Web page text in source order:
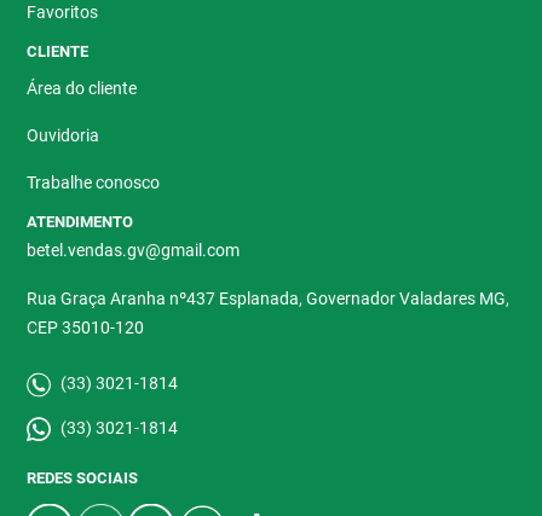
Favoritos
CLIENTE
Área do cliente
Ouvidoria
Trabalhe conosco
ATENDIMENTO
betel.vendas.gv@gmail.com
Rua Graça Aranha nº437 Esplanada, Governador Valadares MG,
CEP 35010-120
(33) 3021-1814
(33) 3021-1814
REDES SOCIAIS